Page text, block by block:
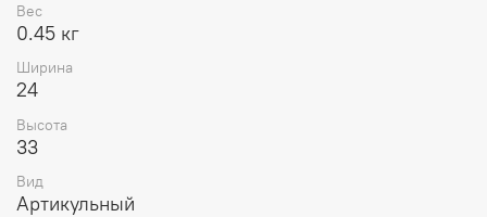
Вес
0.45 кг
Ширина
24
Высота
33
Вид
Артикульный